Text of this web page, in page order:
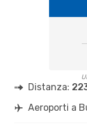
Distanza:
Aeroporti a